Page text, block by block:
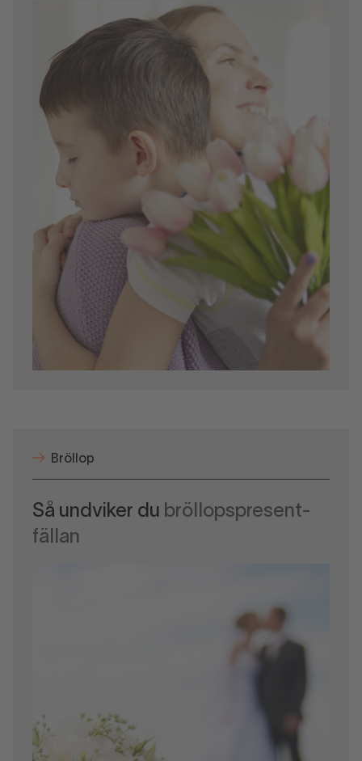
Bröllop
Så undviker du bröllopspresent-
fällan